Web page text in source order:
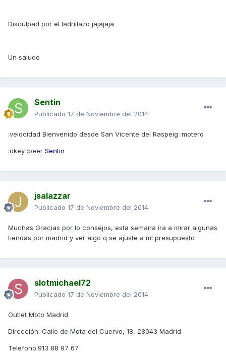
Disculpad por el ladrillazo jajajaja
Un saludo
Sentin
Publicado 17 de Noviembre del 2014
:velocidad Bienvenido desde San Vicente del Raspeig :motero
:okey :beer Sentin
jsalazzar
Publicado 17 de Noviembre del 2014
Muchas Gracias por lo consejos, esta semana ira a mirar algunas
tiendas por madrid y ver algo q se ajuste a mi presupuesto
slotmichael72
Publicado 17 de Noviembre del 2014
Outlet Moto Madrid
Dirección: Calle de Mota del Cuervo, 18, 28043 Madrid
Teléfono:913 88 97 67